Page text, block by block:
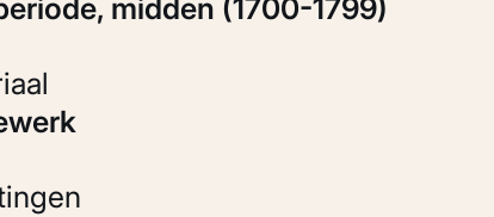
midden (1700-1799)